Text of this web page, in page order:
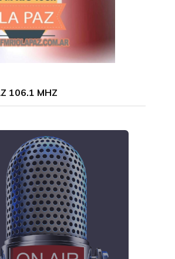
106.1 MHZ